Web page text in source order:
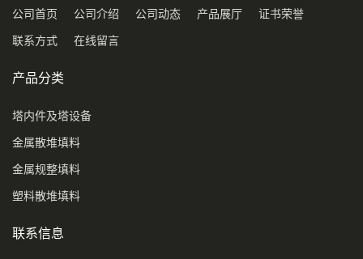
公司首页 公司介绍 公司动态 产品展厅 证书荣誉
联系方式 在线留言
产品分类
塔内件及塔设备
金属散堆填料
金属规整填料
塑料散堆填料
联系信息